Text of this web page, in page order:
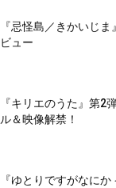
『忌怪島／きかいじ
ビュー
『キリエのうた』第2
ル＆映像解禁！
『ゆとりですがなにか